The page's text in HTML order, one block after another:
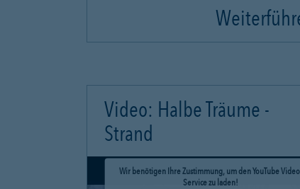
Video: Halbe Träume -
Strand
Wir benötigen Ihre Zustimmung, um den YouTube
Service zu laden!